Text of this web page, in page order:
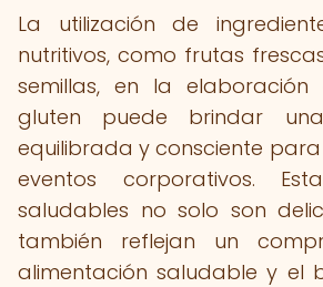
La utilización de
nutritivos, como frutas
semillas, en la
gluten puede brindar
equilibrada y consciente para
eventos corporativos.
saludables no solo son
también reflejan un
alimentación saludable y el